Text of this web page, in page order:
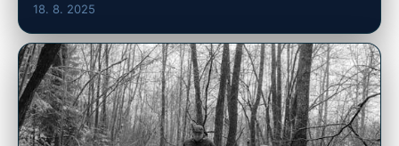
18. 8. 2025